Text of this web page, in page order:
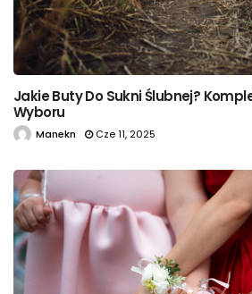
Jakie Buty Do Sukni Ślubnej?
Wyboru
Manekn Cze 11, 2025